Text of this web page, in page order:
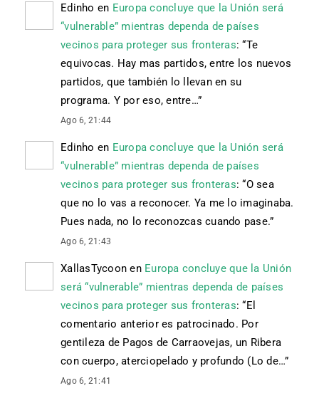
Edinho en Europa concluye que la Unión será
“vulnerable” mientras dependa de países
vecinos para proteger sus fronteras: “Te
equivocas. Hay mas partidos, entre los nuevos
partidos, que también lo llevan en su
programa. Y por eso, entre…”
Ago 6, 21:44
Edinho en Europa concluye que la Unión será
“vulnerable” mientras dependa de países
vecinos para proteger sus fronteras: “O sea
que no lo vas a reconocer. Ya me lo imaginaba.
Pues nada, no lo reconozcas cuando pase.”
Ago 6, 21:43
XallasTycoon en Europa concluye que la Unión
será “vulnerable” mientras dependa de países
vecinos para proteger sus fronteras: “El
comentario anterior es patrocinado. Por
gentileza de Pagos de Carraovejas, un Ribera
con cuerpo, aterciopelado y profundo (Lo de…”
Ago 6, 21:41